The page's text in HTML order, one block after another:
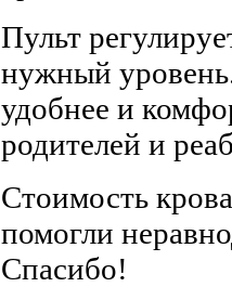
Пульт
нужный
удобнее и
родителей и
Стоимость
помогли
Спасибо!